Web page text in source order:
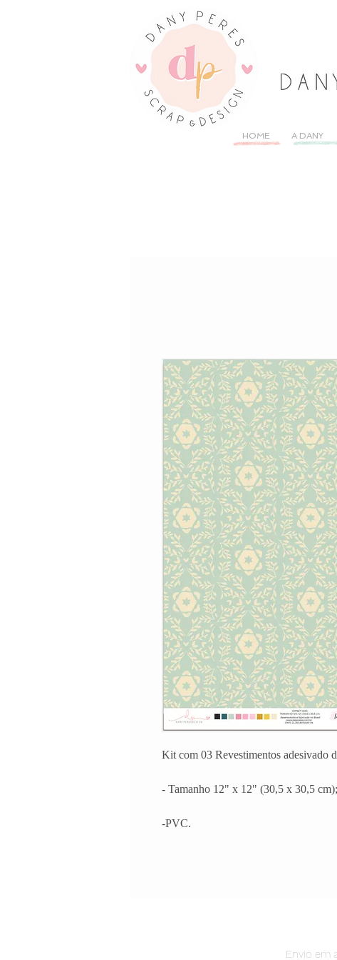
HOME A DANY
Kit com 03 Revestimentos adesivado
- Tamanho 12" x 12" (30,5 x 30,5 cm);
-PVC.
Envio em